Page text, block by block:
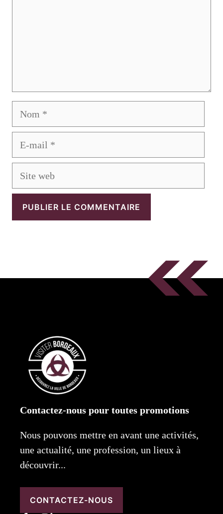
Contactez-nous pour toutes promotions
Nous pouvons mettre en avant une activités,
une actualité, une profession, un lieux à
découvrir...
CONTACTEZ-NOUS